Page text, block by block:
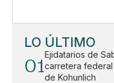
LO ÚLTIMO
01
Ejidatarios de
carretera
de Kohunlich